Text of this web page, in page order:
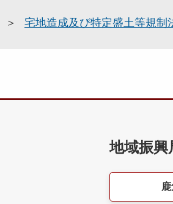
宅地造成及び特定盛土等規制
地域振興